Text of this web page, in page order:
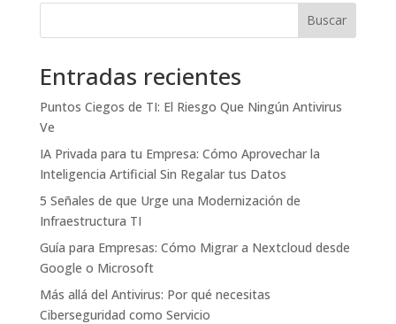
Buscar
Entradas recientes
Puntos Ciegos de TI: El Riesgo Que Ningún Antivirus
Ve
IA Privada para tu Empresa: Cómo Aprovechar la
Inteligencia Artificial Sin Regalar tus Datos
5 Señales de que Urge una Modernización de
Infraestructura TI
Guía para Empresas: Cómo Migrar a Nextcloud desde
Google o Microsoft
Más allá del Antivirus: Por qué necesitas
Ciberseguridad como Servicio